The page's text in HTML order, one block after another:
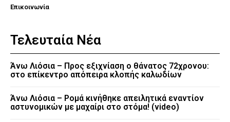
Επικοινωνία
Τελευταία Νέα
Άνω Λιόσια – Προς εξιχνίαση ο θάνατος 72χρονου:
στο επίκεντρο απόπειρα κλοπής καλωδίων
Άνω Λιόσια – Ρομά κινήθηκε απειλητικά εναντίον
αστυνομικών με μαχαίρι στο στόμα! (video)